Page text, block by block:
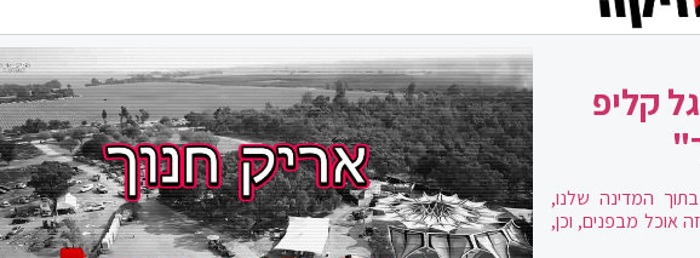
קליפ
המדינה שלנו,
אוכל מבפנים, וכן,